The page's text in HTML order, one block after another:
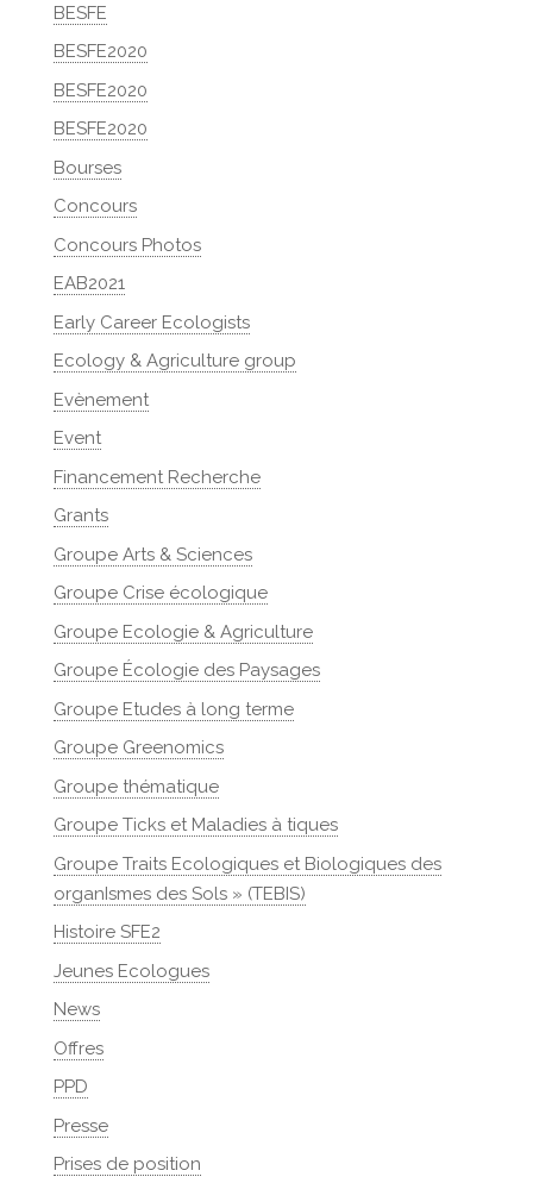
BESFE
BESFE2020
BESFE2020
BESFE2020
Bourses
Concours
Concours Photos
EAB2021
Early Career Ecologists
Ecology & Agriculture group
Evènement
Event
Financement Recherche
Grants
Groupe Arts & Sciences
Groupe Crise écologique
Groupe Ecologie & Agriculture
Groupe Écologie des Paysages
Groupe Etudes à long terme
Groupe Greenomics
Groupe thématique
Groupe Ticks et Maladies à tiques
Groupe Traits Ecologiques et Biologiques des
organIsmes des Sols » (TEBIS)
Histoire SFE2
Jeunes Ecologues
News
Offres
PPD
Presse
Prises de position